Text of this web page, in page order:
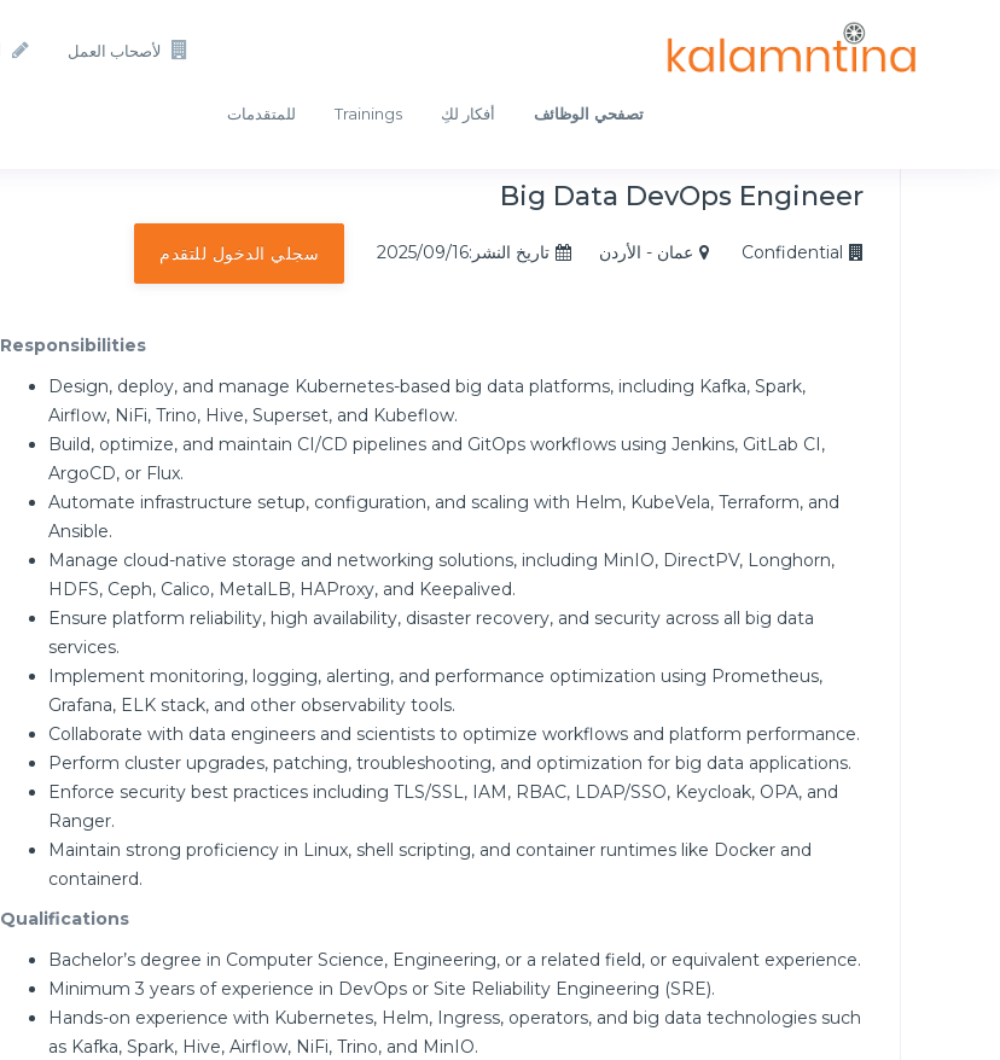
لأصحاب العمل
تصفحي الوظائف أفكار لكِ Trainings للمتقدمات
Big Data DevOps Engineer
Confidential عمان - الأردن تاريخ النشر:2025/09/16 سجلي الدخول للتقدم
Responsibilities
Design, deploy, and manage Kubernetes-based big data platforms, including Kafka, Spark,
Airflow, NiFi, Trino, Hive, Superset, and Kubeflow.
Build, optimize, and maintain CI/CD pipelines and GitOps workflows using Jenkins, GitLab CI,
ArgoCD, or Flux.
Automate infrastructure setup, configuration, and scaling with Helm, KubeVela, Terraform, and
Ansible.
Manage cloud-native storage and networking solutions, including MinIO, DirectPV, Longhorn,
HDFS, Ceph, Calico, MetalLB, HAProxy, and Keepalived.
Ensure platform reliability, high availability, disaster recovery, and security across all big data
services.
Implement monitoring, logging, alerting, and performance optimization using Prometheus,
Grafana, ELK stack, and other observability tools.
Collaborate with data engineers and scientists to optimize workflows and platform performance.
Perform cluster upgrades, patching, troubleshooting, and optimization for big data applications.
Enforce security best practices including TLS/SSL, IAM, RBAC, LDAP/SSO, Keycloak, OPA, and
Ranger.
Maintain strong proficiency in Linux, shell scripting, and container runtimes like Docker and
containerd.
Qualifications
Bachelor’s degree in Computer Science, Engineering, or a related field, or equivalent experience.
Minimum 3 years of experience in DevOps or Site Reliability Engineering (SRE).
Hands-on experience with Kubernetes, Helm, Ingress, operators, and big data technologies such
as Kafka, Spark, Hive, Airflow, NiFi, Trino, and MinIO.